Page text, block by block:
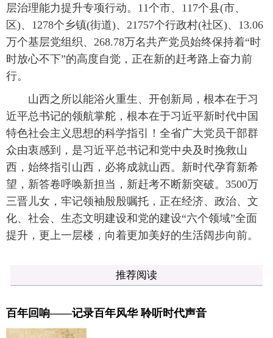
层治理能力提升专项行动。11个市、117个县(市、
区)、1278个乡镇(街道)、21757个行政村(社区)、13.06
万个基层党组织、268.78万名共产党员始终保持着“时
时放心不下”的高度自觉，正在新的赶考路上奋力前
行。
山西之所以能浴火重生、开创新局，根本在于习
近平总书记的领航掌舵，根本在于习近平新时代中国
特色社会主义思想的科学指引！全省广大党员干部群
众由衷感到，是习近平总书记和党中央及时挽救山
西，始终指引山西，必将成就山西。新时代孕育新希
望，新答卷呼唤新担当，新赶考不断新突破。3500万
三晋儿女，牢记领袖殷殷嘱托，正在经济、政治、文
化、社会、生态文明建设和党的建设“六个领域”全面
提升，更上一层楼，向着更加美好的生活阔步向前。
推荐阅读
百年回响——记录百年风华 聆听时代声音